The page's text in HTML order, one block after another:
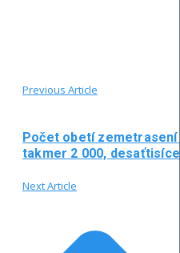
Previous Article
Počet obetí
takmer 2 000,
Next Article